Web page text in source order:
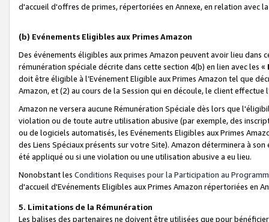
d'accueil d'offres de primes, répertoriées en Annexe, en relation avec
(b) Evénements Eligibles aux Primes Amazon
Des événements éligibles aux primes Amazon peuvent avoir lieu dans
rémunération spéciale décrite dans cette section 4(b) en lien avec les «
doit être éligible à l’Evénement Eligible aux Primes Amazon tel que
Amazon, et (2) au cours de la Session qui en découle, le client
Amazon ne versera aucune Rémunération Spéciale dès lors que
violation ou de toute autre utilisation abusive (par exemple, des
ou de logiciels automatisés, les Evénements Eligibles aux Primes
des Liens Spéciaux présents sur votre Site). Amazon déterminera à
été appliqué ou si une violation ou une utilisation abusive a eu lieu.
Nonobstant les Conditions Requises pour la Participation au
d'accueil d'Evénements Eligibles aux Primes Amazon répertoriées en
5. Limitations de la Rémunération
Les balises des partenaires ne doivent être utilisées que pour